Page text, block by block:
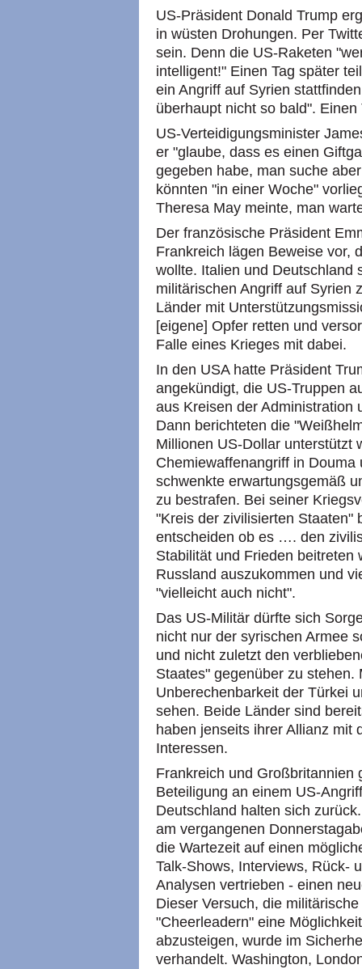
US-Präsident Donald Trump
in wüsten Drohungen. Per
sein. Denn die US-Raketen
intelligent!" Einen Tag später
ein Angriff auf Syrien
überhaupt nicht so bald".
US-Verteidigungsminister
er "glaube, dass es einen
gegeben habe, man suche
könnten "in einer Woche"
Theresa May meinte, man
Der französische Präsident
Frankreich lägen Beweise vor,
wollte. Italien und Deutschland
militärischen Angriff auf Syrien
Länder mit
[eigene] Opfer retten und
Falle eines Krieges mit dabei.
In den USA hatte Präsident
angekündigt, die US-Truppen
aus Kreisen der Administration
Dann berichteten die
Millionen US-Dollar unterstützt
Chemiewaffenangriff in
schwenkte erwartungsgemäß
zu bestrafen. Bei seiner
"Kreis der zivilisierten Staaten"
entscheiden ob es …. den
Stabilität und Frieden beitreten
Russland auszukommen und
"vielleicht auch nicht".
Das US-Militär dürfte sich
nicht nur der syrischen Armee
und nicht zuletzt den
Staates" gegenüber zu
Unberechenbarkeit der Türkei
sehen. Beide Länder sind
haben jenseits ihrer Allianz mit
Interessen.
Frankreich und Großbritannien
Beteiligung an einem US-
Deutschland halten sich
am vergangenen
die Wartezeit auf einen
Talk-Shows, Interviews, Rück-
Analysen vertrieben - einen
Dieser Versuch, die
"Cheerleadern" eine
abzusteigen, wurde im
verhandelt. Washington,